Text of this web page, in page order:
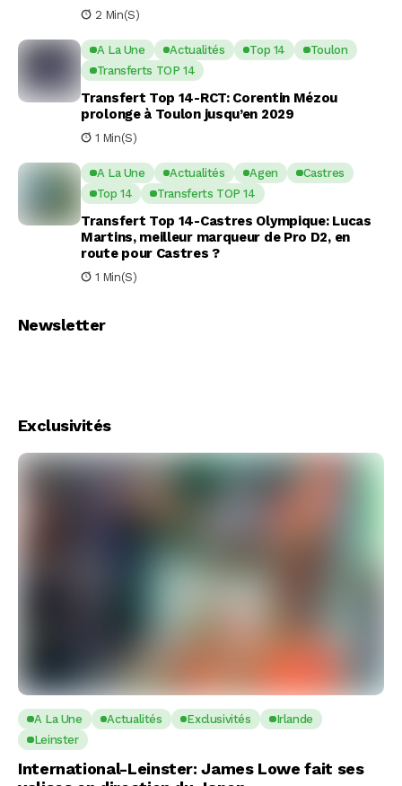
2 Min(s)
A La Une Actualités Top 14
Toulon
Transferts TOP 14
Transfert Top 14-RCT: Corentin Mézou
prolonge à Toulon jusqu’en 2029
1 Min(s)
A La Une Actualités Agen
Castres
Top 14
Transferts TOP 14
Transfert Top 14-Castres Olympique: Lucas
Martins, meilleur marqueur de Pro D2, en
route pour Castres ?
1 Min(s)
Newsletter
Exclusivités
A La Une Actualités Exclusivités
Irlande
Leinster
International-Leinster: James Lowe fait ses